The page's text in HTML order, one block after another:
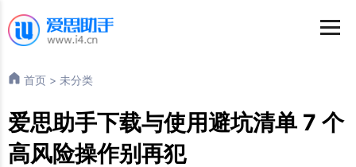
首页 > 未分类
爱思助手下载与使用避坑清单 7 个
高风险操作别再犯